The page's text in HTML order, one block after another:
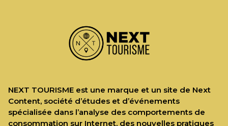
NEXT TOURISME est une marque et un site de Next
Content, société d’études et d’événements
spécialisée dans l’analyse des comportements de
consommation sur Internet, des nouvelles pratiques